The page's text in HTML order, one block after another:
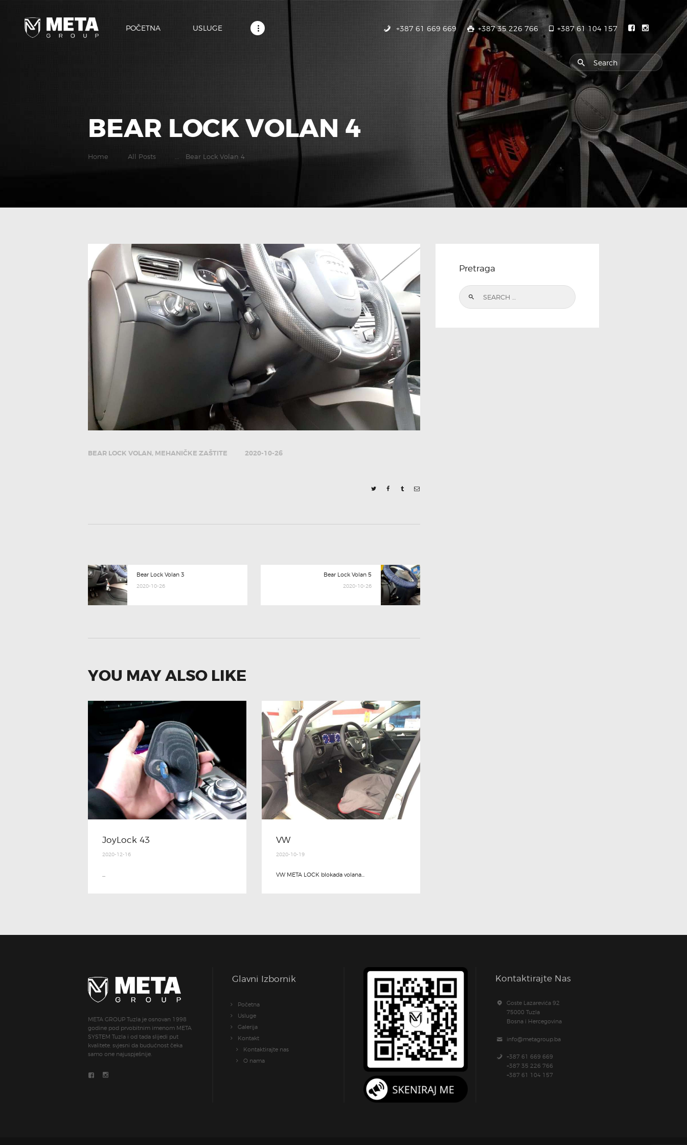
POČETNA USLUGE +387 61 669 669 +387 35 226 766 +387 61 104 157
BEAR LOCK VOLAN 4
Home All Posts Bear Lock Volan 4
USLUGE
GALERIJA
KONTAKT
BEAR LOCK VOLAN, MEHANIČKE ZAŠTITE 2020-10-26
POST
NAVIGATION
post:
Bear Lock Volan 3
2020-10-26
Next
post:
Bear Lock Volan 5
2020-10-26
YOU MAY ALSO LIKE
JoyLock 43
2020-12-16
...
VW
2020-10-19
VW META LOCK blokada volana...
Pretraga
Search
for:
META GROUP Tuzla je osnovan 1998
godine pod prvobitnim imenom META
SYSTEM Tuzla i od tada slijedi put
kvalitete, svjesni da budućnost čeka
samo one najuspješnije.
Glavni Izbornik
Početna
Usluge
Galerija
Kontakt
Kontaktirajte nas
O nama
Kontaktirajte Nas
Goste Lazarevića 92
75000 Tuzla
Bosna i Hercegovina
info@metagroup.ba
+387 61 669 669
+387 35 226 766
+387 61 104 157